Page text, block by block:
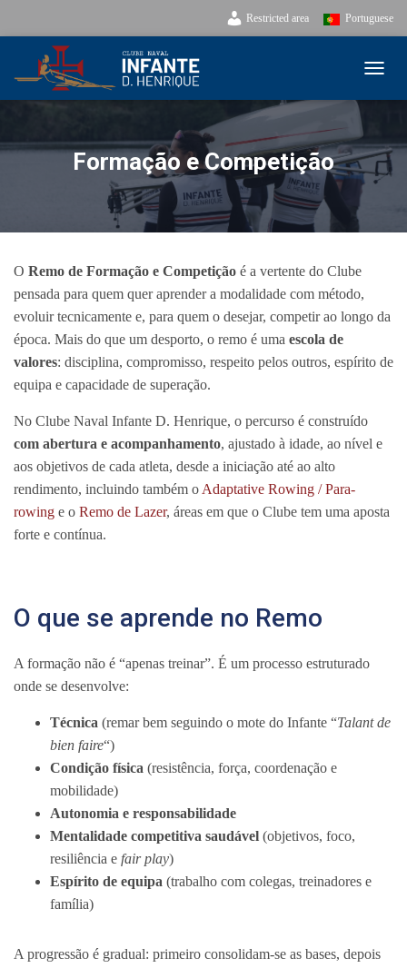
Restricted area Portuguese
Formação e Competição
O Remo de Formação e Competição é a vertente do Clube
pensada para quem quer aprender a modalidade com método,
evoluir tecnicamente e, para quem o desejar, competir ao longo da
época. Mais do que um desporto, o remo é uma escola de
valores: disciplina, compromisso, respeito pelos outros, espírito de
equipa e capacidade de superação.
No Clube Naval Infante D. Henrique, o percurso é construído
com abertura e acompanhamento, ajustado à idade, ao nível e
aos objetivos de cada atleta, desde a iniciação até ao alto
rendimento, incluindo também o Adaptative Rowing / Para-
rowing e o Remo de Lazer, áreas em que o Clube tem uma aposta
forte e contínua.
O que se aprende no Remo
A formação não é “apenas treinar”. É um processo estruturado
onde se desenvolve:
Técnica (remar bem seguindo o mote do Infante “Talant de
bien faire“)
Condição física (resistência, força, coordenação e
mobilidade)
Autonomia e responsabilidade
Mentalidade competitiva saudável (objetivos, foco,
resiliência e fair play)
Espírito de equipa (trabalho com colegas, treinadores e
família)
A progressão é gradual: primeiro consolidam-se as bases, depois